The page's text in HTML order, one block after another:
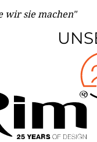
wir sie machen"